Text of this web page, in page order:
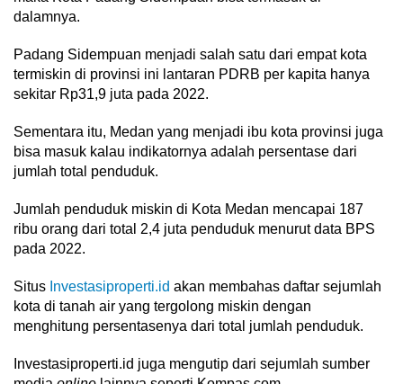
dalamnya.
Padang Sidempuan menjadi salah satu dari empat kota
termiskin di provinsi ini lantaran PDRB per kapita hanya
sekitar Rp31,9 juta pada 2022.
Sementara itu, Medan yang menjadi ibu kota provinsi juga
bisa masuk kalau indikatornya adalah persentase dari
jumlah total penduduk.
Jumlah penduduk miskin di Kota Medan mencapai 187
ribu orang dari total 2,4 juta penduduk menurut data BPS
pada 2022.
Situs Investasiproperti.id akan membahas daftar sejumlah
kota di tanah air yang tergolong miskin dengan
menghitung persentasenya dari total jumlah penduduk.
Investasiproperti.id juga mengutip dari sejumlah sumber